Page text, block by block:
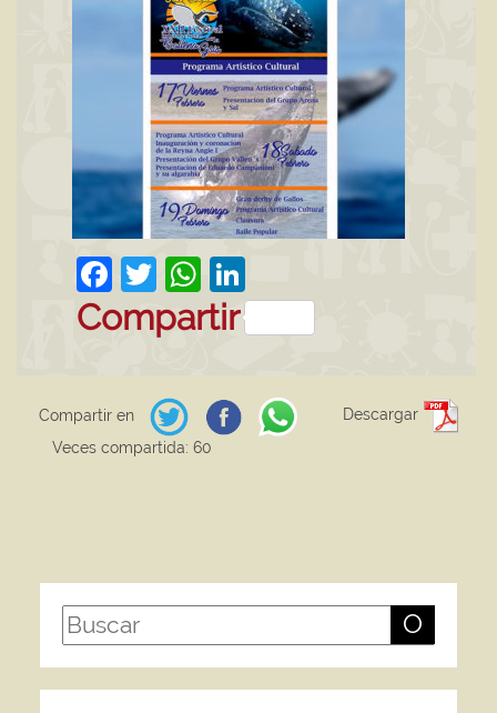
Facebook
TwitterWhatsApp
Compartir
Compartir en
Descargar
Veces compartida: 60
O